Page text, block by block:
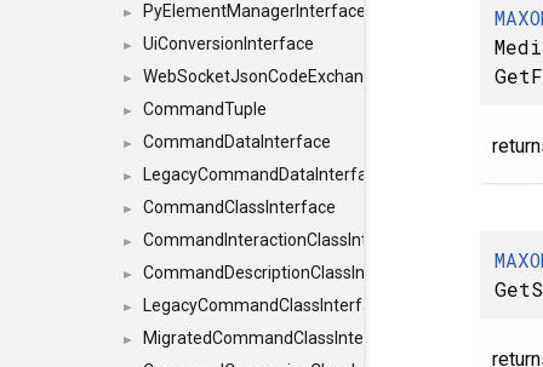
► PyElementManagerInterface
► UiConversionInterface
► WebSocketJsonCodeExchangerInterface
► CommandTuple
► CommandDataInterface
► LegacyCommandDataInterface
► CommandClassInterface
► CommandInteractionClassInterface
► CommandDescriptionClassInterface
► LegacyCommandClassInterface
► MigratedCommandClassInterface